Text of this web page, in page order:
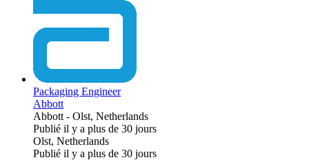
Packaging Engineer
Abbott
Abbott - Olst, Netherlands
Publié il y a plus de 30 jours
Olst, Netherlands
Publié il y a plus de 30 jours